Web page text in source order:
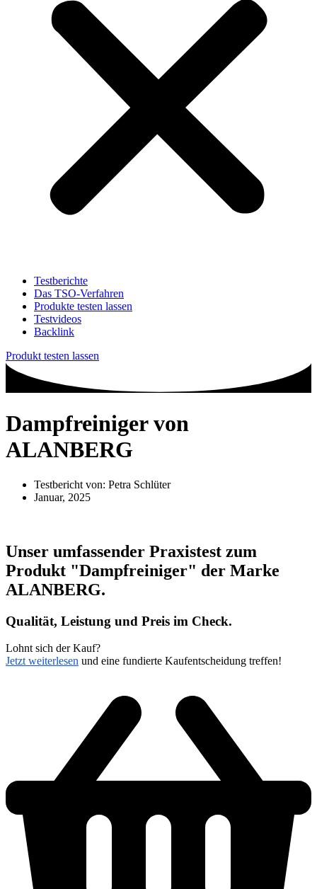
Testberichte
Das TSO-Verfahren
Produkte testen lassen
Testvideos
Backlink
Produkt testen lassen
Dampfreiniger von
ALANBERG
Testbericht von: Petra Schlüter
Januar, 2025
Unser umfassender Praxistest zum
Produkt "Dampfreiniger" der Marke
ALANBERG.
Qualität, Leistung und Preis im Check.
Lohnt sich der Kauf?
Jetzt weiterlesen und eine fundierte Kaufentscheidung treffen!